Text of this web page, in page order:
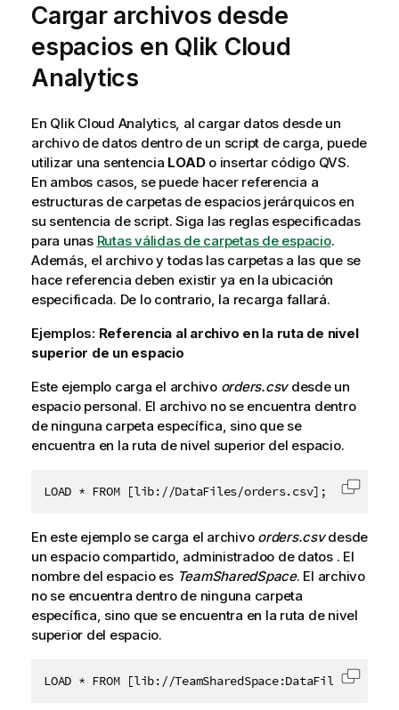
Cargar archivos desde
espacios en Qlik Cloud
Analytics
En Qlik Cloud Analytics, al cargar datos desde un
archivo de datos dentro de un script de carga, puede
utilizar una sentencia LOADo insertar código QVS.
En ambos casos, se puede hacer referencia a
estructuras de carpetas de espacios jerárquicos en
su sentencia de script. Siga las reglas especificadas
para unas Rutas válidas de carpetas de espacio.
Además, el archivo y todas las carpetas a las que se
hace referencia deben existir ya en la ubicación
especificada. De lo contrario, la recarga fallará.
Ejemplos: Referencia al archivo en la ruta de nivel
superior de un espacio
Este ejemplo carga el archivo orders.csvdesde un
espacio personal. El archivo no se encuentra dentro
de ninguna carpeta específica, sino que se
encuentra en la ruta de nivel superior del espacio.
LOAD * FROM [lib://DataFiles/orders.csv]; Copiar
En este ejemplo se carga el archivo orders.csvdesde
un espaciocompartido, administradoo de datos . El
nombre del espacio es TeamSharedSpace. El archivo
no se encuentra dentro de ninguna carpeta
específica, sino que se encuentra en la ruta de nivel
superior del espacio.
LOAD * FROM [lib://TeamSharedSpace:DataFiles/Copiar